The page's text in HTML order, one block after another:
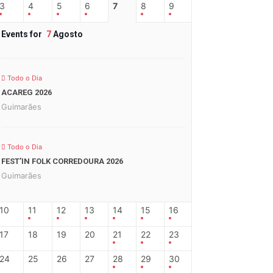
3 4 5 6 7 8 9
Events for 7Agosto
Todo o Dia
ACAREG 2026
Guimarães
Todo o Dia
FEST’IN FOLK CORREDOURA 2026
Guimarães
10 11 12 13 14 15 16
17 18 19 20 21 22 23
24 25 26 27 28 29 30